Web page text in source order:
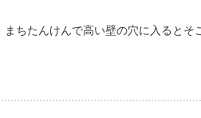
ちたんけんで高い壁の穴に入ると